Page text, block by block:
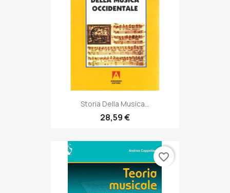
Storia Della Musica...
28,59 €
favorite_border